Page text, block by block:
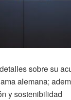
sobre su
alemana;
y sostenibilidad